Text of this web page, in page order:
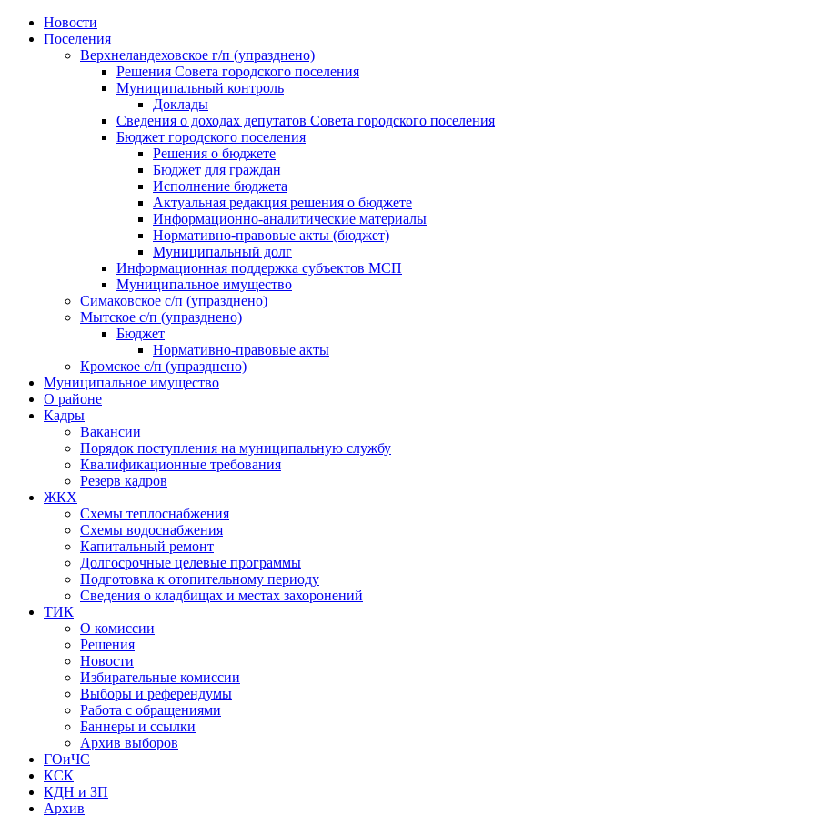
Skip
Новости
Поселения
Верхнеландеховское г/п (упразднено)
Решения Совета городского поселения
Муниципальный контроль
Доклады
Сведения о доходах депутатов Совета городского поселения
Бюджет городского поселения
Решения о бюджете
Бюджет для граждан
Исполнение бюджета
Актуальная редакция решения о бюджете
Информационно-аналитические материалы
Нормативно-правовые акты (бюджет)
Муниципальный долг
Информационная поддержка субъектов МСП
Муниципальное имущество
Симаковское с/п (упразднено)
Мытское с/п (упразднено)
Бюджет
Нормативно-правовые акты
Кромское с/п (упразднено)
Муниципальное имущество
О районе
Кадры
Вакансии
Порядок поступления на муниципальную службу
Квалификационные требования
Резерв кадров
ЖКХ
Схемы теплоснабжения
Схемы водоснабжения
Капитальный ремонт
Долгосрочные целевые программы
Подготовка к отопительному периоду
Сведения о кладбищах и местах захоронений
ТИК
О комиссии
Решения
Новости
Избирательные комиссии
Выборы и референдумы
Работа с обращениями
Баннеры и ссылки
Архив выборов
ГОиЧС
КСК
КДН и ЗП
Архив